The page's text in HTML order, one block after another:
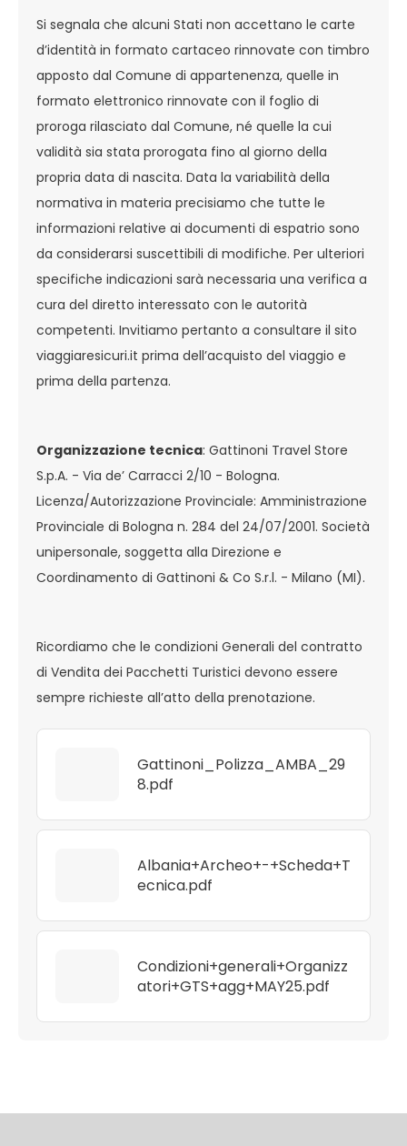
Si segnala che alcuni Stati non accettano le carte
d’identità in formato cartaceo rinnovate con timbro
apposto dal Comune di appartenenza, quelle in
formato elettronico rinnovate con il foglio di
proroga rilasciato dal Comune, né quelle la cui
validità sia stata prorogata fino al giorno della
propria data di nascita. Data la variabilità della
normativa in materia precisiamo che tutte le
informazioni relative ai documenti di espatrio sono
da considerarsi suscettibili di modifiche. Per ulteriori
specifiche indicazioni sarà necessaria una verifica a
cura del diretto interessato con le autorità
competenti. Invitiamo pertanto a consultare il sito
viaggiaresicuri.it prima dell’acquisto del viaggio e
prima della partenza.
Organizzazione tecnica: Gattinoni Travel Store
S.p.A. - Via de’ Carracci 2/10 - Bologna.
Licenza/Autorizzazione Provinciale: Amministrazione
Provinciale di Bologna n. 284 del 24/07/2001. Società
unipersonale, soggetta alla Direzione e
Coordinamento di Gattinoni & Co S.r.l. - Milano (MI).
Ricordiamo che le condizioni Generali del contratto
di Vendita dei Pacchetti Turistici devono essere
sempre richieste all’atto della prenotazione.
Gattinoni_Polizza_AMBA_29
8.pdf
Albania+Archeo+-+Scheda+T
ecnica.pdf
Condizioni+generali+Organizz
atori+GTS+agg+MAY25.pdf